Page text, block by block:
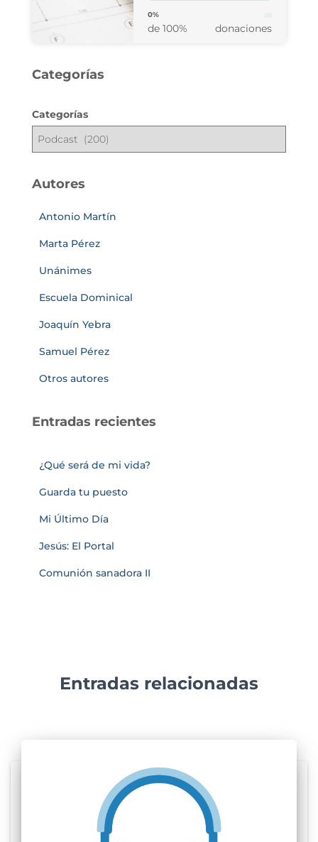
0%
de 100% donaciones
Categorías
Categorías
Autores
Antonio Martín
Marta Pérez
Unánimes
Escuela Dominical
Joaquín Yebra
Samuel Pérez
Otros autores
Entradas recientes
¿Qué será de mi vida?
Guarda tu puesto
Mi Último Día
Jesús: El Portal
Comunión sanadora II
Entradas relacionadas